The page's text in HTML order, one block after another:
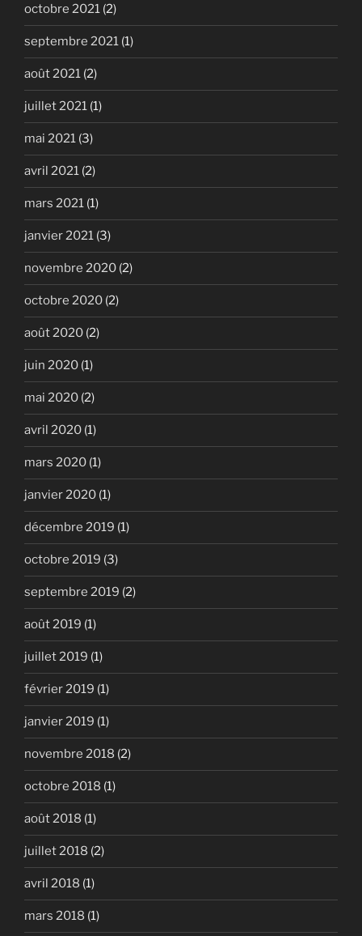
octobre 2021 (2)
septembre 2021 (1)
août 2021 (2)
juillet 2021 (1)
mai 2021 (3)
avril 2021 (2)
mars 2021 (1)
janvier 2021 (3)
novembre 2020 (2)
octobre 2020 (2)
août 2020 (2)
juin 2020 (1)
mai 2020 (2)
avril 2020 (1)
mars 2020 (1)
janvier 2020 (1)
décembre 2019 (1)
octobre 2019 (3)
septembre 2019 (2)
août 2019 (1)
juillet 2019 (1)
février 2019 (1)
janvier 2019 (1)
novembre 2018 (2)
octobre 2018 (1)
août 2018 (1)
juillet 2018 (2)
avril 2018 (1)
mars 2018 (1)